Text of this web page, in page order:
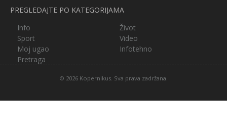
PREGLEDAJTE PO KATEGORIJAMA
Info
Život
Sport
Video
Moj ugao
Infotehno
Pretraga
© 2026 Kopernikus. Sva prava zadržana.